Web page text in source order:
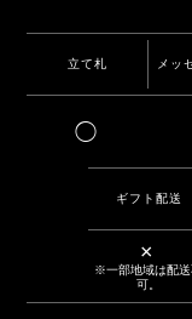
立て札
◯
メッ
ギフト配送
×
※一部地域は配送
可。